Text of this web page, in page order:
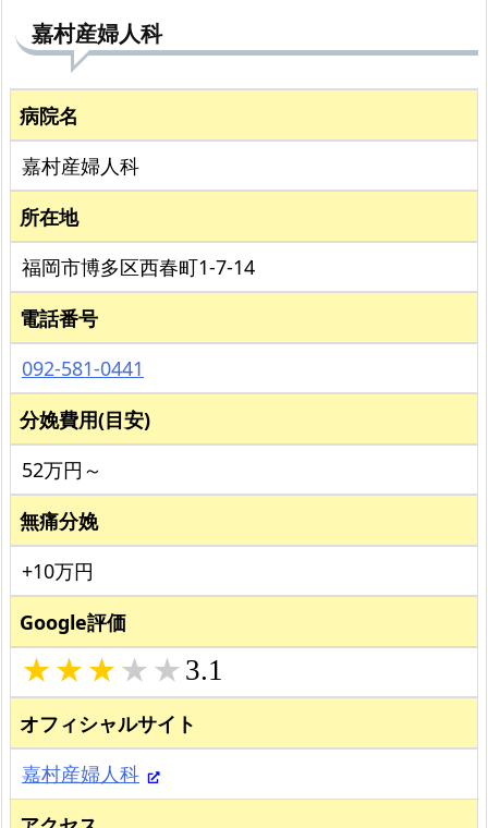
嘉村産婦人科
病院名
嘉村産婦人科
所在地
福岡市博多区西春町1-7-14
電話番号
092-581-0441
分娩費用(目安)
52万円～
無痛分娩
+10万円
Google評価
3.1
オフィシャルサイト
嘉村産婦人科